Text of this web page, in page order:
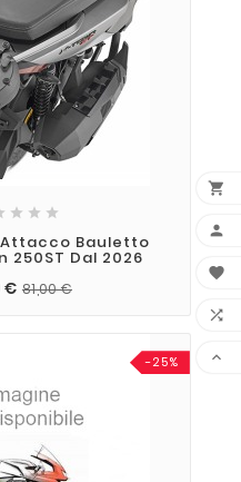
  
Attacco Bauletto
250ST Dal 2026
€ 81,00 €
-25%




